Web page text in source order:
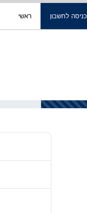
כניסה לחשבון ראשי